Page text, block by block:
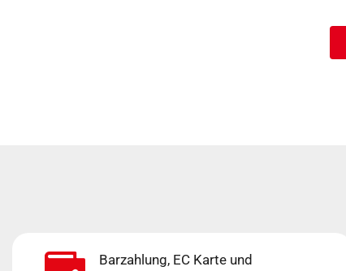
Barzahlung, EC Karte und